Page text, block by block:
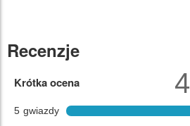
Recenzje
Krótka ocena
5 gwiazdy